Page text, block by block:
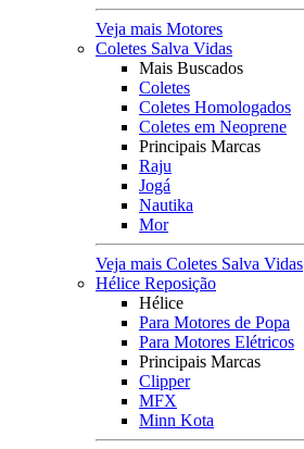
Veja mais Motores
Coletes Salva Vidas
Mais Buscados
Coletes
Coletes Homologados
Coletes em Neoprene
Principais Marcas
Raju
Jogá
Nautika
Mor
Veja mais Coletes Salva Vidas
Hélice Reposição
Hélice
Para Motores de Popa
Para Motores Elétricos
Principais Marcas
Clipper
MFX
Minn Kota